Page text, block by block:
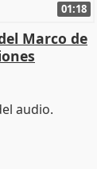
01:18
Marco de